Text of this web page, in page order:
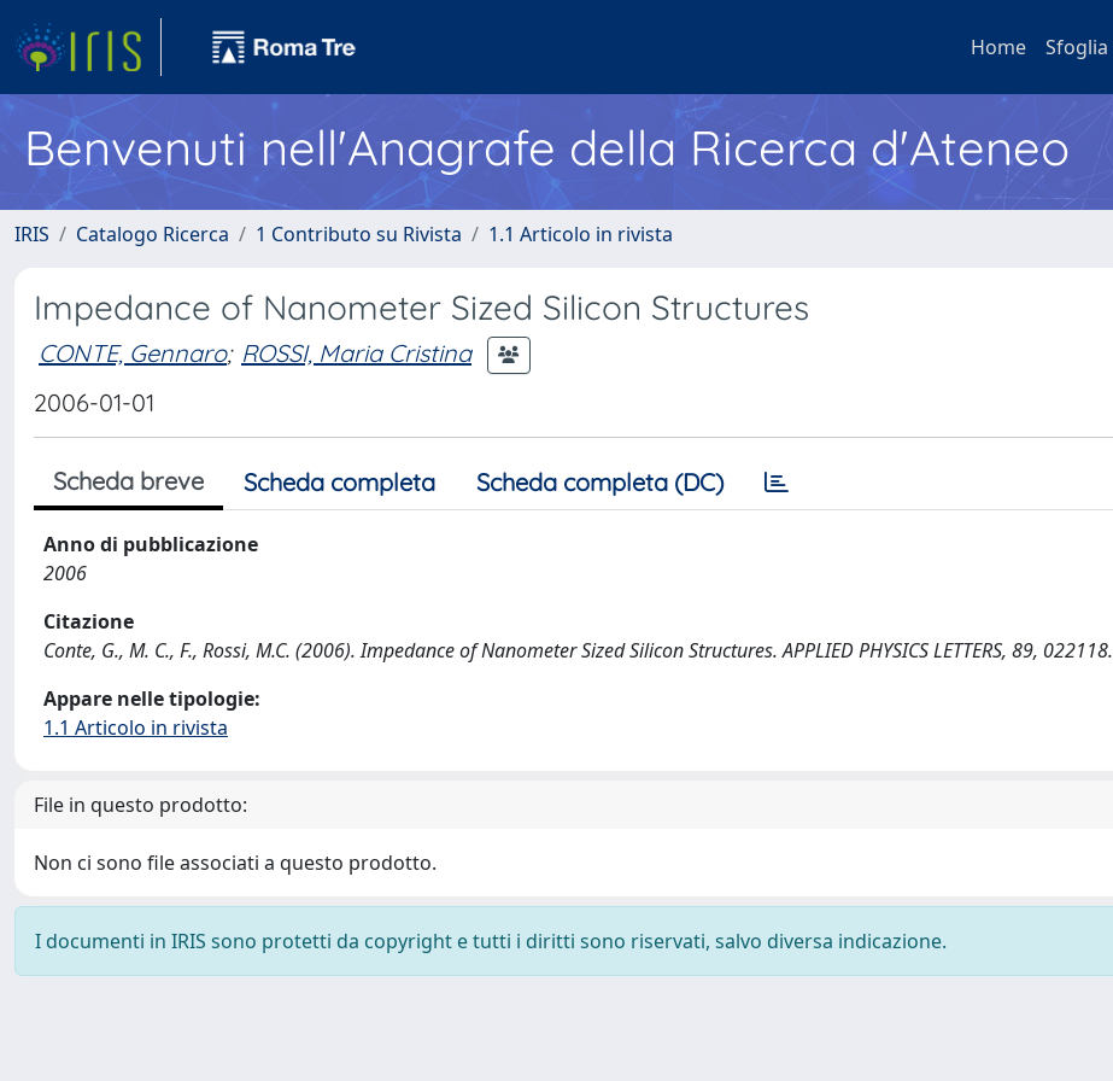
Home Sfoglia
Benvenuti nell'Anagrafe della Ricerca d'Ateneo
IRIS Catalogo Ricerca 1 Contributo su Rivista 1.1 Articolo in rivista
Impedance of Nanometer Sized Silicon Structures
CONTE, Gennaro; ROSSI, Maria Cristina
2006-01-01
Scheda breve Scheda completa Scheda completa (DC)
Anno di pubblicazione
2006
Citazione
Conte, G., M. C., F., Rossi, M.C. (2006). Impedance of Nanometer Sized Silicon Structures. APPLIED PHYSICS LETTERS, 89, 022118.
Appare nelle tipologie:
1.1 Articolo in rivista
File in questo prodotto:
Non ci sono file associati a questo prodotto.
I documenti in IRIS sono protetti da copyright e tutti i diritti sono riservati, salvo diversa indicazione.